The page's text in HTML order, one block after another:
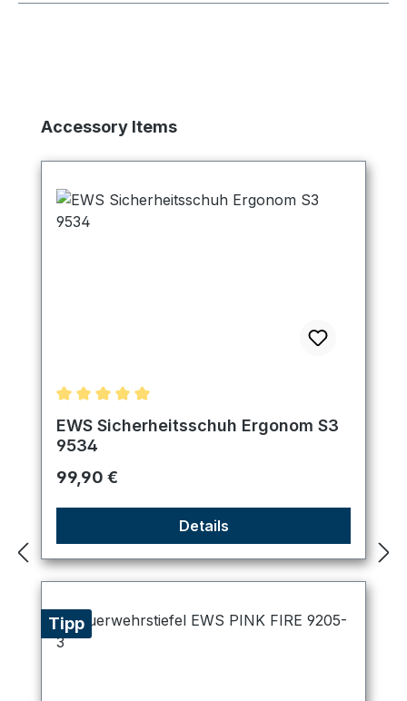
Produktgalerie überspringen
Accessory Items
Durchschnittliche Bewertung von 5 von 5 Sternen
EWS Sicherheitsschuh Ergonom S3
9534
Regulärer Preis:
99,90 €
Details
Tipp